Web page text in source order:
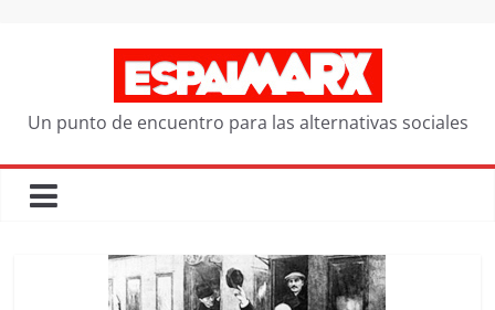
Un punto de encuentro para las alternativas sociales